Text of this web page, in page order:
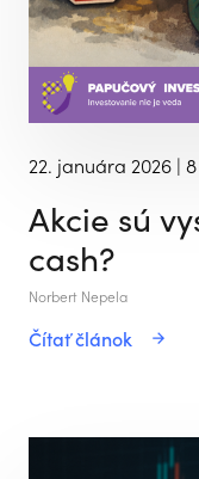
22. januára 2026 |
Akcie sú
cash?
Norbert Nepela
Čítať článok